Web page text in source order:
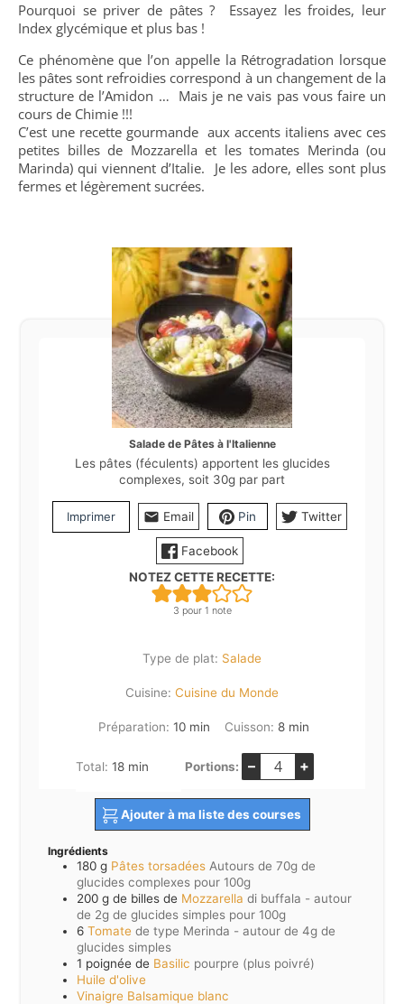
Pourquoi se priver de pâtes ? Essayez les froides, leur
Index glycémique et plus bas !
Ce phénomène que l’on appelle la Rétrogradation lorsque
les pâtes sont refroidies correspond à un changement de la
structure de l’Amidon … Mais je ne vais pas vous faire un
cours de Chimie !!!
C’est une recette gourmande aux accents italiens avec ces
petites billes de Mozzarella et les tomates Merinda (ou
Marinda) qui viennent d’Italie. Je les adore, elles sont plus
fermes et légèrement sucrées.
Salade de Pâtes à l'Italienne
Les pâtes (féculents) apportent les glucides
complexes, soit 30g par part
Imprimer Email Pin Twitter
Facebook
NOTEZ CETTE RECETTE:
3 pour 1 note
Type de plat: Salade
Cuisine: Cuisine du Monde
Préparation: 10minutes
min Cuisson: 8minutes
min
Total: 18minutes
min Portions: – +
Ajouter à ma liste des courses
Ingrédients
180 g Pâtes torsadées Autours de 70g de
glucides complexes pour 100g
200 g de billes de Mozzarella di buffala - autour
de 2g de glucides simples pour 100g
6 Tomate de type Merinda - autour de 4g de
glucides simples
1 poignée de Basilic pourpre (plus poivré)
Huile d'olive
Vinaigre Balsamique blanc